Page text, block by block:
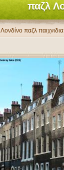
παζλ
Λονδίνο παζλ παιχνιδια